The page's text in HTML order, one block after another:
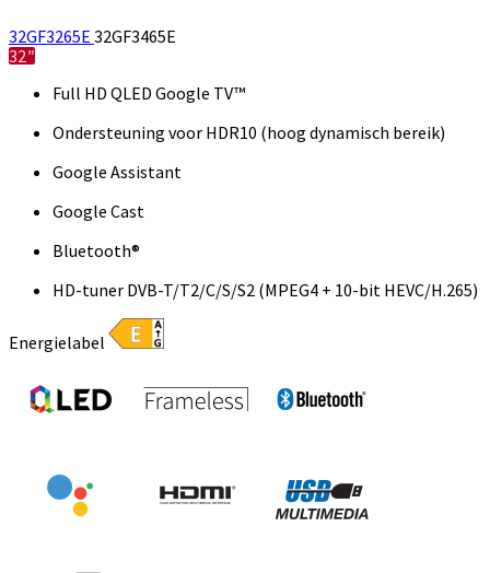
32GF3265E 32GF3465E
32″
Full HD QLED Google TV™
Ondersteuning voor HDR10 (hoog dynamisch bereik)
Google Assistant
Google Cast
Bluetooth®
HD-tuner DVB-T/T2/C/S/S2 (MPEG4 + 10-bit HEVC/H.265)
Energielabel